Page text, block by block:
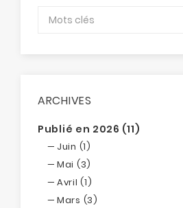
ARCHIVES
Publié en 2026 (11)
Juin (1)
Mai (3)
Avril (1)
Mars (3)